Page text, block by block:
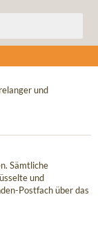
und
Sämtliche
und
Postfach über das